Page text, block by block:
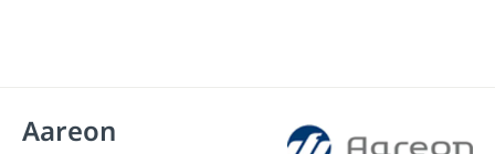
Aareon